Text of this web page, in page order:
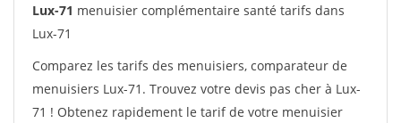
Lux-71 menuisier complémentaire santé tarifs dans
Lux-71
Comparez les tarifs des menuisiers, comparateur de
menuisiers Lux-71. Trouvez votre devis pas cher à Lux-
71 ! Obtenez rapidement le tarif de votre menuisier